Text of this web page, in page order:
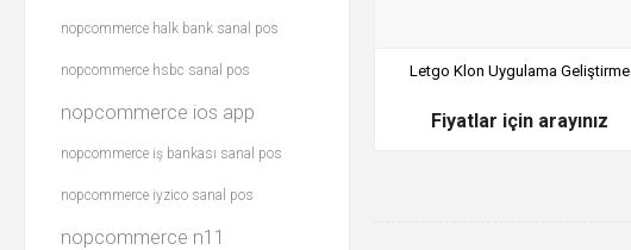
Letgo Klon Uygulama Geliştirme
Fiyatlar için arayınız
nopcommerce halk bank sanal pos
nopcommerce hsbc sanal pos
nopcommerce ios app
nopcommerce iş bankası sanal pos
nopcommerce iyzico sanal pos
nopcommerce n11